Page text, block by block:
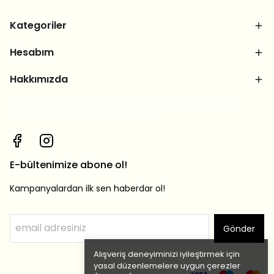
Alışveriş deneyiminizi iyileştirmek için
yasal düzenlemelere uygun çerezler
Kategoriler
Hesabım
Hakkımızda
E-bültenimize abone ol!
Kampanyalardan ilk sen haberdar ol!
Gönder